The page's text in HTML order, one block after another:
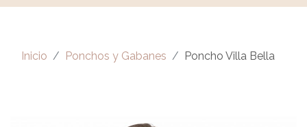
Inicio Ponchos y Gabanes Poncho Villa Bella